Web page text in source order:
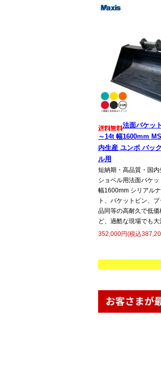
法面バケッ
～14t 幅1600mm
内生産 ユンボ バッ
ル用
短納期・高品質・国
ショベル用法面バケ
幅1600mm シリアル
ト、バケットピン、
品同等の高耐久で低
ど、過酷な現場でも大
352,000円(税込